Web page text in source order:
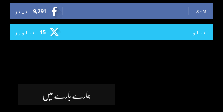
9,291 فینز لائک
15 فالورز فالو
ہمارے بارے میں